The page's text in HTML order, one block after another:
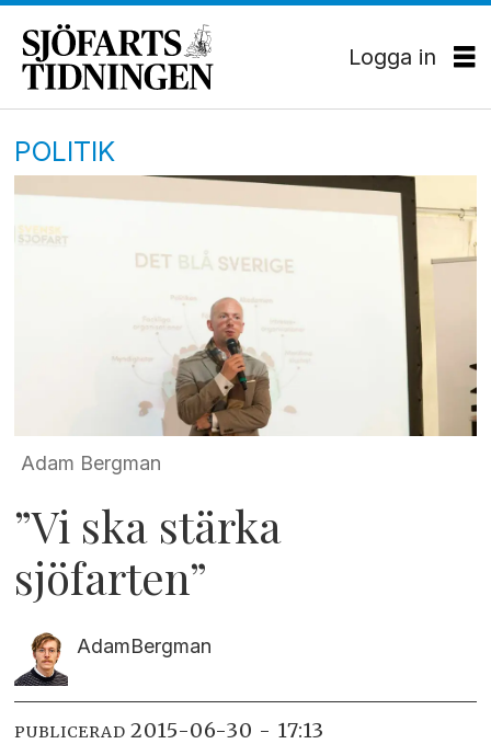
Logga in
POLITIK
Adam Bergman
”Vi ska stärka
sjöfarten”
AdamBergman
PUBLICERAD 2015-06-30 - 17:13